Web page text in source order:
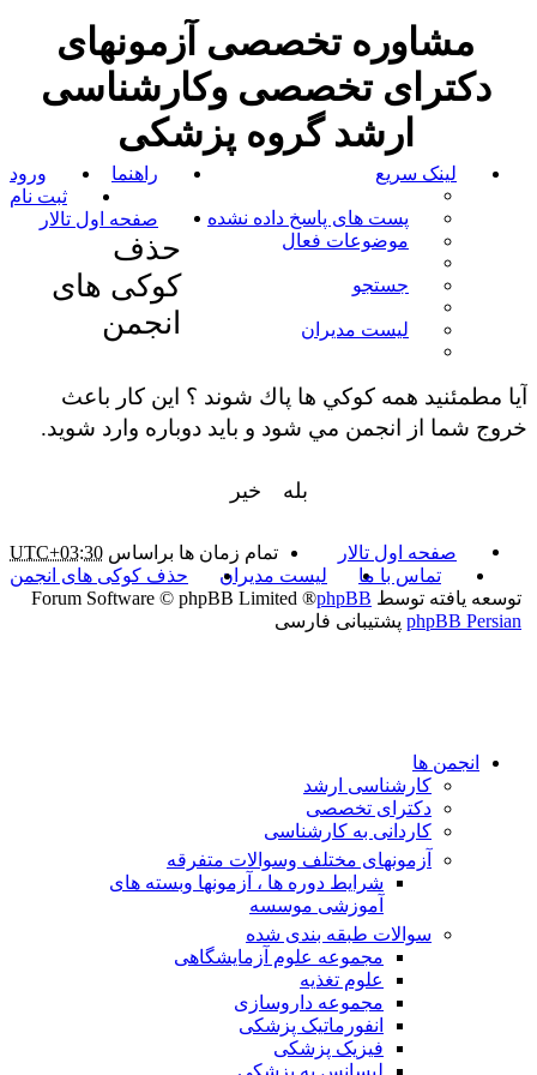
مشاوره تخصصی آزمونهای
دکترای تخصصی وکارشناسی
ارشد گروه پزشکی
لینک سریع
پست های پاسخ داده نشده
موضوعات فعال
جستجو
لیست مدیران
راهنما
ورود
ثبت نام
صفحه اول تالار
حذف
کوکی های
انجمن
آيا مطمئنيد همه كوكي ها پاك شوند ؟ اين كار باعث
خروج شما از انجمن مي شود و بايد دوباره وارد شويد.
صفحه اول تالار تمام زمان ها براساس UTC+03:30
حذف کوکی های انجمن
لیست مدیران
تماس با ما
توسعه یافته توسط phpBB
® Forum Software © phpBB Limited
phpBB Persian پشتیبانی فارسی
انجمن ها
کارشناسی ارشد
دکترای تخصصی
کاردانی به کارشناسی
آزمونهای مختلف وسوالات متفرقه
شرایط دوره ها ، آزمونها وبسته های
آموزشی موسسه
سوالات طبقه بندی شده
مجموعه علوم آزمایشگاهی
علوم تغذیه
مجموعه داروسازی
انفورماتیک پزشکی
فیزیک پزشکی
لیسانس به پزشکی